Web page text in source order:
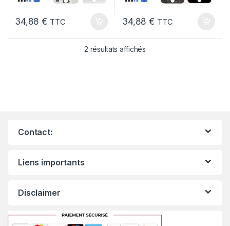
34,88€ TTC 34,88€ TTC
2 résultats affichés
Contact:
Liens importants
Disclaimer